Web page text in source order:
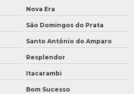
Nova Era
São Domingos do Prata
Santo Antônio do Amparo
Resplendor
Itacarambi
Bom Sucesso